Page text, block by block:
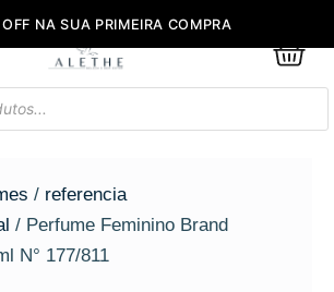
/ referencia
/ Perfume Feminino Brand
N° 177/811